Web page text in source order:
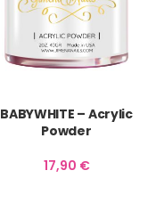
BABYWHITE – Acrylic
Powder
17,90 €